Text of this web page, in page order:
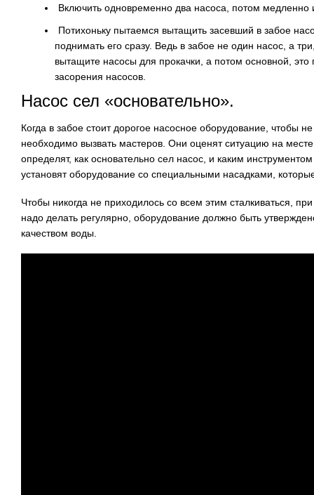
Включить одновременно два насоса, потом медленно
Потихоньку пытаемся вытащить засевший в забое
поднимать его сразу. Ведь в забое не один насос, а
вытащите насосы для прокачки, а потом основной,
засорения насосов.
Насос сел «основательно».
Когда в забое стоит дорогое насосное оборудование, чтобы
необходимо вызвать мастеров. Они оценят ситуацию на
определят, как основательно сел насос, и каким
установят оборудование со специальными насадками,
Чтобы никогда не приходилось со всем этим сталкиваться,
надо делать регулярно, оборудование должно быть
качеством воды.